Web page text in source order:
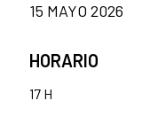
15 MAYO 2026
HORARIO
17 H